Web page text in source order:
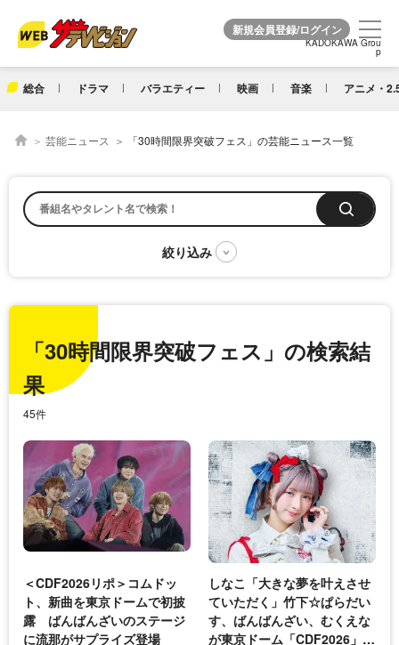
KADOKAWA Grou
p
総合 ドラマ バラエティー 映画 音楽 アニメ・
KADOKAWA Grou
p
芸能ニュース 「30時間限界突破フェス」の芸能ニュース一覧
「30時間限界突破フェス」の検索結
果
45件
＜CDF2026リポ＞コムドッ
ト、新曲を東京ドームで初披
露 ばんばんざいのステージ
に流那がサプライズ登場
しなこ「大きな夢を叶えさせ
ていただく」竹下☆ぱらだい
す、ばんばんざい、むくえな
が東京ドーム「CDF2026」の